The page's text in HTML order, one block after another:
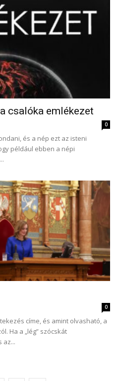
csalóka emlékezet
0
és a nép ezt az isteni
például ebben a népi
0
címe, és amint olvasható, a
Ha a „lég” szócskát
az...